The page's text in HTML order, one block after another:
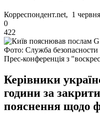
Корреспондент.net, 1
0
422
Фото: Служба
Прес-конференція з
Керівники
години за
пояснення щодо